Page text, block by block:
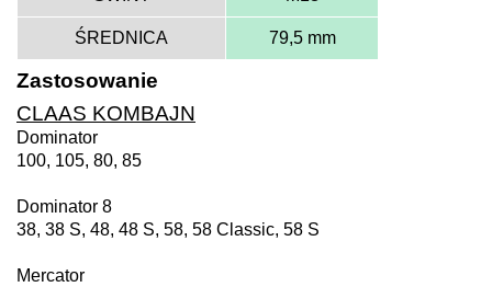
ŚREDNICA 79,5 mm
Zastosowanie
CLAAS KOMBAJN
Dominator
100, 105, 80, 85
Dominator 8
38, 38 S, 48, 48 S, 58, 58 Classic, 58 S
Mercator